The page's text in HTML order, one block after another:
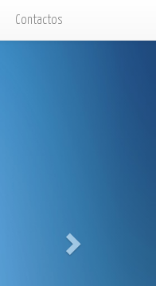
Contactos